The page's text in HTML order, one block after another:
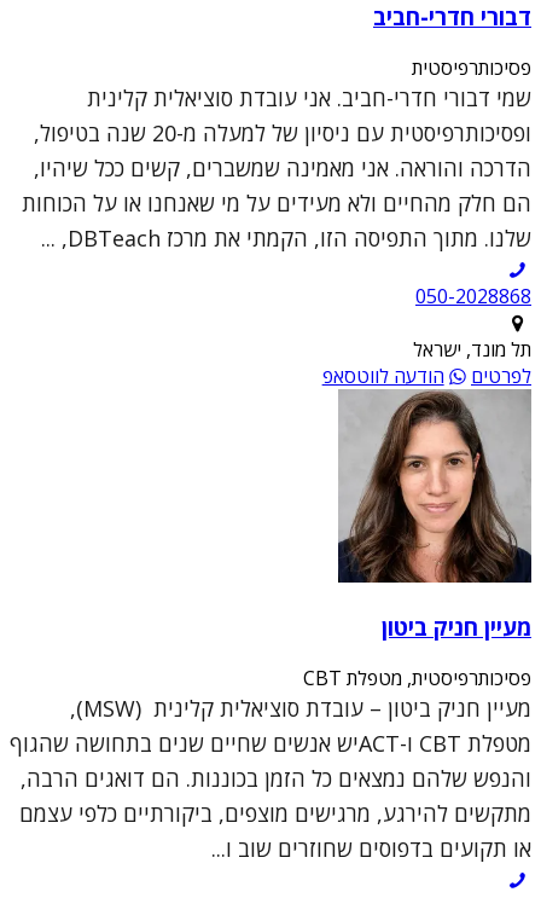
דבורי חדרי-חביב
פסיכותרפיסטית
שמי דבורי חדרי-חביב. אני עובדת סוציאלית קלינית
ופסיכותרפיסטית עם ניסיון של למעלה מ-20 שנה בטיפול,
הדרכה והוראה. אני מאמינה שמשברים, קשים ככל שיהיו,
הם חלק מהחיים ולא מעידים על מי שאנחנו או על הכוחות
שלנו. מתוך התפיסה הזו, הקמתי את מרכז DBTeach, ...
050-2028868
תל מונד, ישראל
לפרטים
הודעה לווטסאפ
מעיין חניק ביטון
פסיכותרפיסטית, מטפלת CBT
מעיין חניק ביטון – עובדת סוציאלית קלינית (MSW),
מטפלת CBT ו-ACTיש אנשים שחיים שנים בתחושה שהגוף
והנפש שלהם נמצאים כל הזמן בכוננות. הם דואגים הרבה,
מתקשים להירגע, מרגישים מוצפים, ביקורתיים כלפי עצמם
או תקועים בדפוסים שחוזרים שוב ו...